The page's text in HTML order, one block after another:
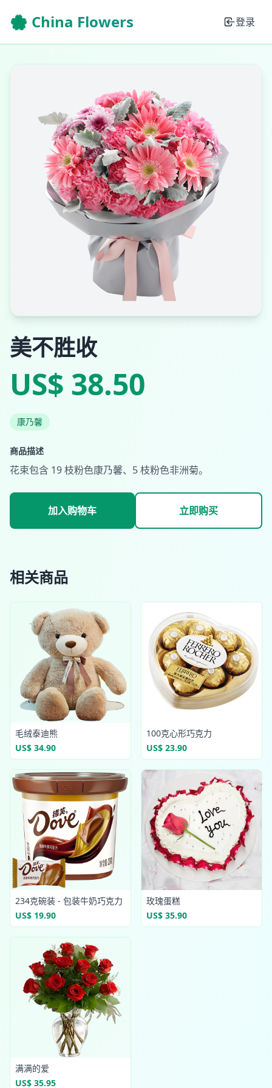
🌸 China Flowers 登录
美不胜收
US$ 38.50
康乃馨
商品描述
花束包含 19 枝粉色康乃馨、5 枝粉色非洲菊。
加入购物车 立即购买
相关商品
毛绒泰迪熊
US$ 34.90
100克心形巧克力
US$ 23.90
234克碗装 - 包装牛奶巧克力
US$ 19.90
玫瑰蛋糕
US$ 35.90
满满的爱
US$ 35.95